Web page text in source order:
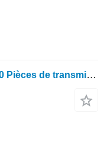
John Deere 6110, 6510, 6310, 6400 Pièces de transmission Tiges de changement de vitesse L76224, L76 L76224, L76225 pour tracteur à roues 6610